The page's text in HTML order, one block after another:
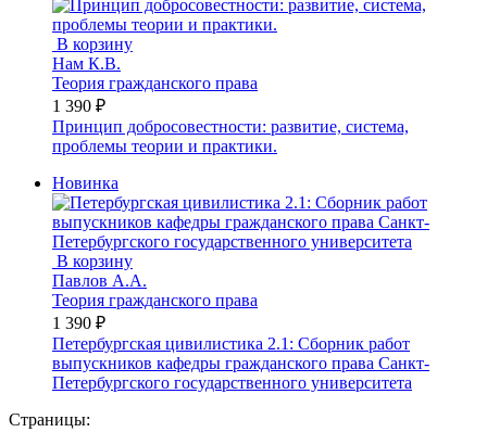
В корзину
Нам К.В.
Теория гражданского права
1 390 ₽
Принцип добросовестности: развитие, система,
проблемы теории и практики.
Новинка
В корзину
Павлов А.А.
Теория гражданского права
1 390 ₽
Петербургская цивилистика 2.1: Сборник работ
выпускников кафедры гражданского права Санкт-
Петербургского государственного университета
Страницы: